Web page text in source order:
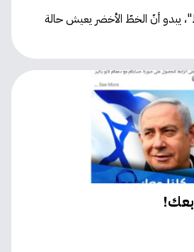
يبدو أنّ الخطّ الأخضر يعيش حالة